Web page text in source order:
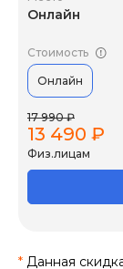
Онлайн
Стоимость
Онлайн
17 990 ₽
13 490 ₽
Физ.лицам
* Данная